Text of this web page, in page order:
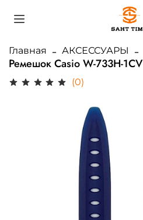
Главная АКСЕССУАРЫ
Ремешок Casio W-733H-1CV
(0)